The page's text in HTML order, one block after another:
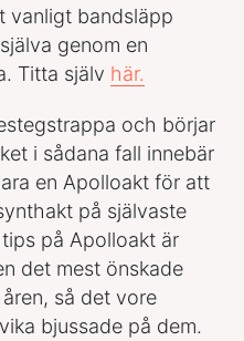
vanligt bandsläpp
genom en
Titta själv här.
och börjar
i sådana fall innebär
en Apolloakt för att
på självaste
på Apolloakt är
det mest önskade
så det vore
bjussade på dem.